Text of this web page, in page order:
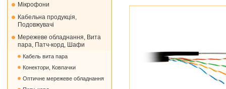
Мікрофони
Кабельна продукція,
Подовжувачі
Мережеве обладнання, Вита
пара, Патч-корд, Шафи
Кабель вита пара
Конектори, Ковпачки
Оптичне мережеве обладнання